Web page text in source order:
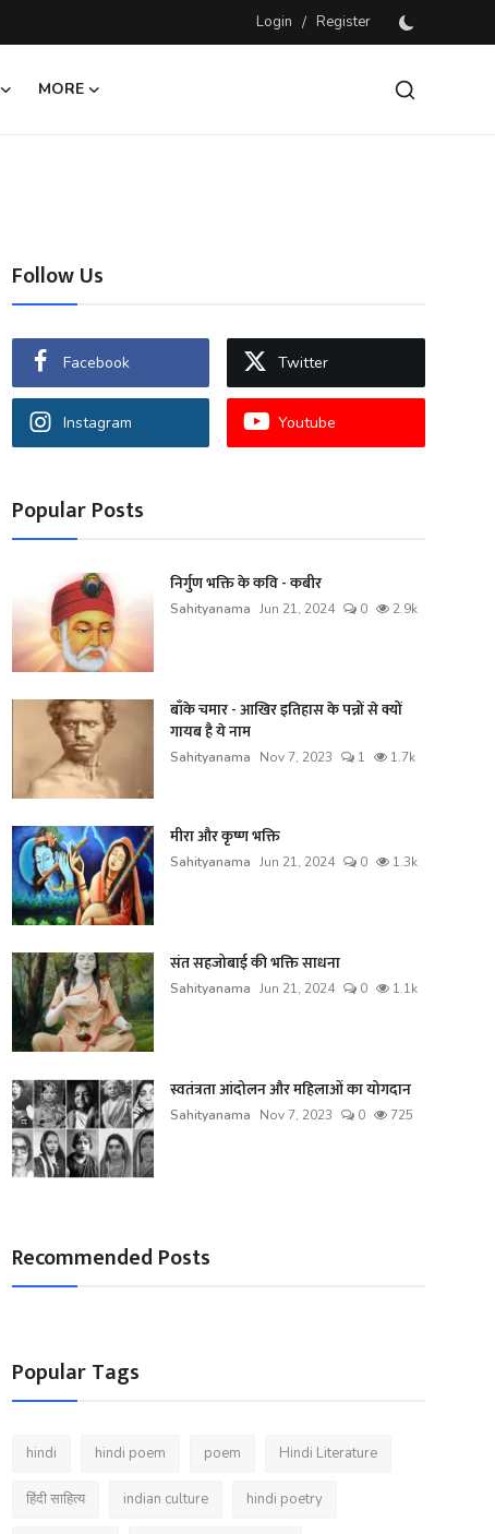
Login / Register
MORE
Follow Us
Facebook Twitter
Instagram Youtube
Popular Posts
निर्गुण भक्ति के कवि - कबीर
Sahityanama Jun 21, 2024 0 2.9k
बाँके चमार - आखिर इतिहास के पन्नों से क्यों
गायब है ये नाम
Sahityanama Nov 7, 2023 1 1.7k
मीरा और कृष्ण भक्ति
Sahityanama Jun 21, 2024 0 1.3k
संत सहजोबाई की भक्ति साधना
Sahityanama Jun 21, 2024 0 1.1k
स्वतंत्रता आंदोलन और महिलाओं का योगदान
Sahityanama Nov 7, 2023 0 725
Recommended Posts
Popular Tags
hindi hindi poem poem Hindi Literature
हिंदी साहित्य indian culture hindi poetry